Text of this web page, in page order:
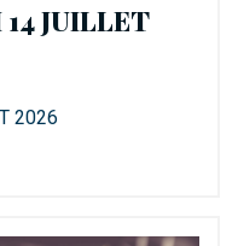
JUILLET
2026